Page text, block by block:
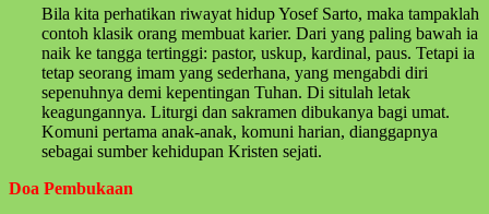
Bila kita perhatikan riwayat hidup Yosef Sarto, maka tampaklah
contoh klasik orang membuat karier. Dari yang paling bawah ia
naik ke tangga tertinggi: pastor, uskup, kardinal, paus. Tetapi ia
tetap seorang imam yang sederhana, yang mengabdi diri
sepenuhnya demi kepentingan Tuhan. Di situlah letak
keagungannya. Liturgi dan sakramen dibukanya bagi umat.
Komuni pertama anak-anak, komuni harian, dianggapnya
sebagai sumber kehidupan Kristen sejati.
Doa Pembukaan